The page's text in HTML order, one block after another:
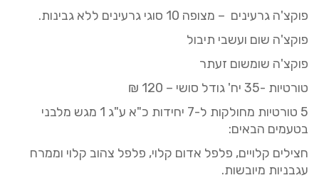
פוקצ'ה גרעינים – מצופה 10 סוגי גרעינים ללא גבינות.
פוקצ'ה שום ועשבי תיבול
פוקצ'ה שומשום זעתר
טורטיות -35 יח' גודל סושי –
120
₪
5 טורטיות מחולקות ל-7 יחידות כ"א ע"ג 1 מגש מלבני
בטעמים הבאים:
חצילים קלויים, פלפל אדום קלוי, פלפל צהוב קלוי וממרח
עגבניות מיובשות.